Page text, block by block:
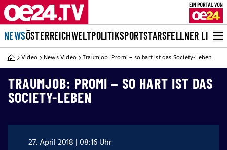
NEWSÖSTERREICHWELTPOLITIKSPORTSTARSFELLNER LIVE
Video News Video Traumjob: Promi – so hart ist das Society-Leben
TRAUMJOB: PROMI – SO HART IST DAS
SOCIETY-LEBEN
27. April 2018 | 08:16 Uhr